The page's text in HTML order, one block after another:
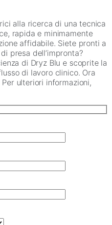
alla ricerca di una tecnica
rapida e minimamente
affidabile. Siete pronti a
presa dell’impronta?
di Dryz Blu e scoprite la
di lavoro clinico. Ora
Per ulteriori informazioni,